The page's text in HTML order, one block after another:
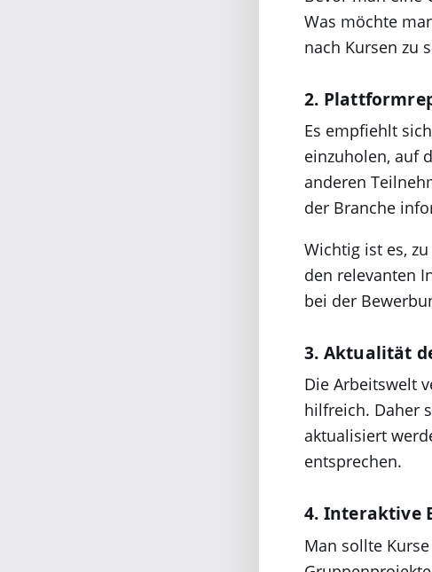
Was möchte
nach Kursen zu
2.
Es empfiehlt
einzuholen, auf
anderen
der Branche
Wichtig ist es,
den relevanten
bei der
3. Aktualität
Die Arbeitswelt
hilfreich. Daher
aktualisiert
entsprechen.
4. Interaktive
Man sollte